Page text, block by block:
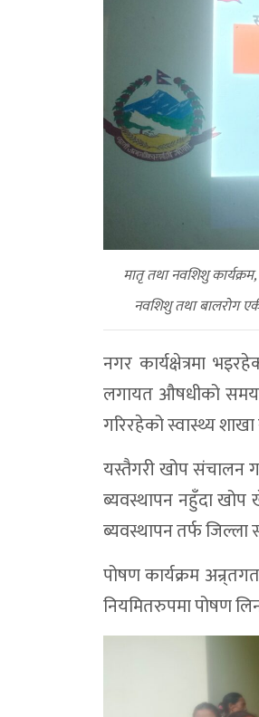
मातृ तथा नवशिशु
नवशिशु तथा बालरोग
नगर कार्यक्षेत्रमा
लगायत औषधीको
गरिरहेको स्वास्थ्य
यस्तैगरी खोप संचालन
ब्यवस्थापन नहुँदा
ब्यवस्थापन तर्फ जिल्ला
पोषण कार्यक्रम
नियमितरुपमा पोषण